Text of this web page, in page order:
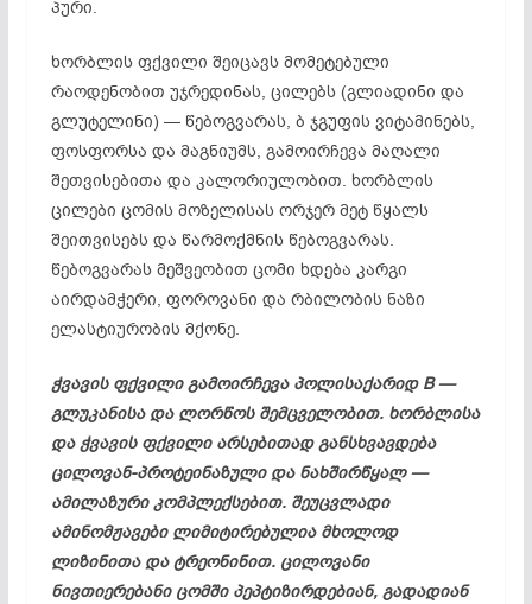
პური.
ხორბლის ფქვილი შეიცავს მომეტებული
რაოდენობით უჯრედინას, ცილებს (გლიადინი და
გლუტელინი) — წებოგვარას, ბ ჯგუფის ვიტამინებს,
ფოსფორსა და მაგნიუმს, გამოირჩევა მაღალი
შეთვისებითა და კალორიულობით. ხორბლის
ცილები ცომის მოზელისას ორჯერ მეტ წყალს
შეითვისებს და წარმოქმნის წებოგვარას.
წებოგვარას მეშვეობით ცომი ხდება კარგი
აირდამჭერი, ფოროვანი და რბილობის ნაზი
ელასტიურობის მქონე.
ჭვავის ფქვილი გამოირჩევა პოლისაქარიდ B —
გლუკანისა და ლორწოს შემცველობით. ხორბლისა
და ჭვავის ფქვილი არსებითად განსხვავდება
ცილოვან-პროტეინაზული და ნახშირწყალ —
ამილაზური კომპლექსებით. შეუცვლადი
ამინომჟავები ლიმიტირებულია მხოლოდ
ლიზინითა და ტრეონინით. ცილოვანი
ნივთიერებანი ცომში პეპტიზირდებიან, გადადიან